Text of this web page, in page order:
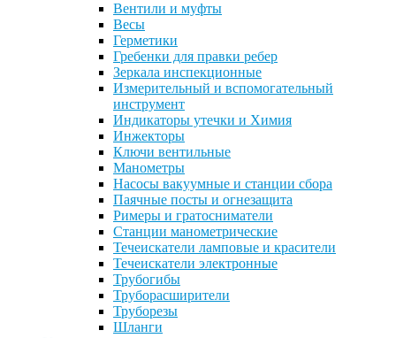
Вентили и муфты
Весы
Герметики
Гребенки для правки ребер
Зеркала инспекционные
Измерительный и вспомогательный
инструмент
Индикаторы утечки и Химия
Инжекторы
Ключи вентильные
Манометры
Насосы вакуумные и станции сбора
Паячные посты и огнезащита
Римеры и гратосниматели
Станции манометрические
Течеискатели ламповые и красители
Течеискатели электронные
Трубогибы
Труборасширители
Труборезы
Шланги